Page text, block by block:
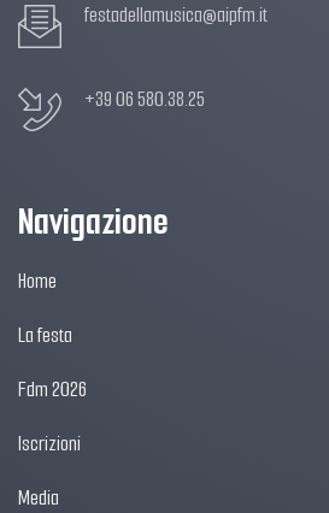
festadellamusica@aipfm.it
+39 06 580.38.25
Navigazione
Home
La festa
Fdm 2026
Iscrizioni
Media